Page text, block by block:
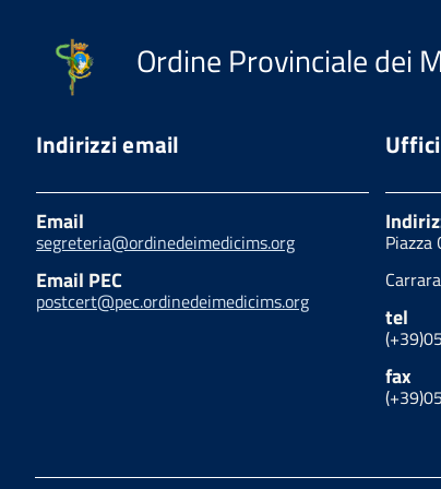
Ordine Provinciale dei
Indirizzi email
Email
segreteria@ordinedeimedicims.org
Email PEC
postcert@pec.ordinedeimedicims.org
Uffici
Carrara
tel
fax